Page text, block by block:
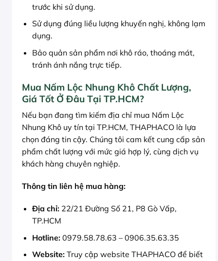
trước khi sử dụng.
Sử dụng đúng liều lượng khuyến nghị, không lạm
dụng.
Bảo quản sản phẩm nơi khô ráo, thoáng mát,
tránh ánh nắng trực tiếp.
Mua Nấm Lộc Nhung Khô Chất Lượng,
Giá Tốt Ở Đâu Tại TP.HCM?
Nếu bạn đang tìm kiếm địa chỉ mua Nấm Lộc
Nhung Khô uy tín tại TP.HCM, THAPHACO là lựa
chọn đáng tin cậy. Chúng tôi cam kết cung cấp sản
phẩm chất lượng với mức giá hợp lý, cùng dịch vụ
khách hàng chuyên nghiệp.
Thông tin liên hệ mua hàng:
Địa chỉ:22/21 Đường Số 21, P8 Gò Vấp,
TP.HCM
Hotline:0979.58.78.63 – 0906.35.63.35
Website:Truy cập website THAPHACO để biết